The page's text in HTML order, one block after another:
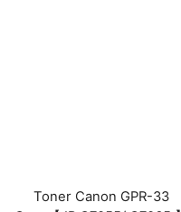
Toner Canon GPR-33